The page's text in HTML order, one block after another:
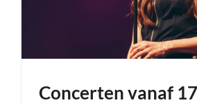
Concerten vanaf